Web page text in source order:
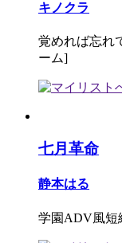
キノクラ
覚めれば忘れ
ーム]
七月革命
静本はる
学園ADV風短